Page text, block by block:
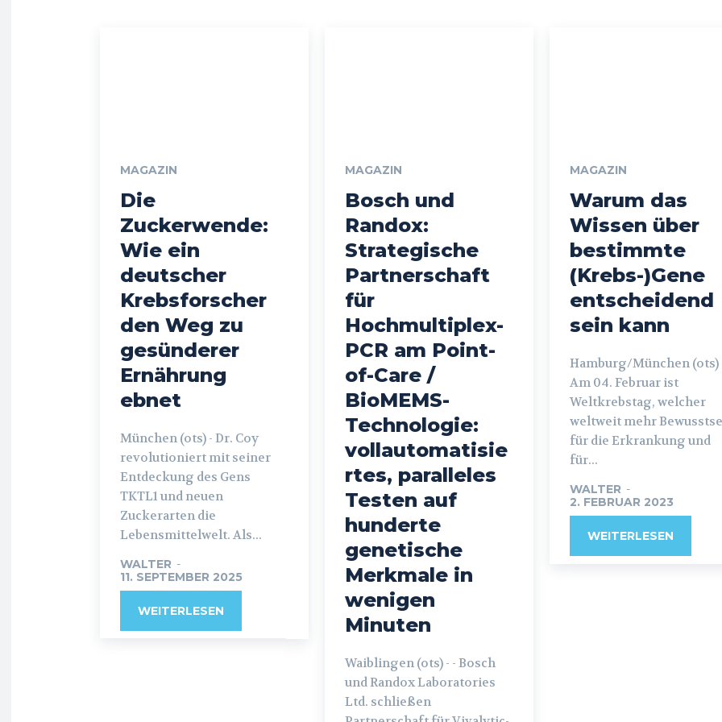
MAGAZIN
Die
Zuckerwende:
Wie ein
deutscher
Krebsforscher
den Weg zu
gesünderer
Ernährung
ebnet
München (ots) - Dr. Coy
revolutioniert mit seiner
Entdeckung des Gens
TKTL1 und neuen
Zuckerarten die
Lebensmittelwelt. Als...
WALTER -
11. SEPTEMBER 2025
WEITERLESEN
MAGAZIN
Bosch und
Randox:
Strategische
Partnerschaft
für
Hochmultiplex-
PCR am Point-
of-Care /
BioMEMS-
Technologie:
vollautomatisie
rtes, paralleles
Testen auf
hunderte
genetische
Merkmale in
wenigen
Minuten
Waiblingen (ots) - - Bosch
und Randox Laboratories
Ltd. schließen
MAGAZIN
Warum das
Wissen über
bestimmte
(Krebs-)Gene
entscheidend
sein kann
Hamburg/München (ots)
Am 04. Februar ist
Weltkrebstag, welcher
weltweit mehr
für die Erkrankung und
für...
WALTER -
2. FEBRUAR 2023
WEITERLESEN